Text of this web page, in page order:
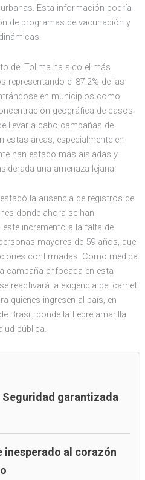
Esta información podría
de programas de vacunación y
del Tolima ha sido el más
representando el 87.2% de las
en municipios como
geográfica de casos
llevar a cabo campañas de
estas áreas, especialmente en
han estado más aisladas y
una amenaza lejana.
la ausencia de registros de
donde ahora se han
incremento a la falta de
mayores de 59 años, que
confirmadas. Como medida
campaña enfocada en esta
reactivará la exigencia del carnet
quienes ingresen al país, en
Brasil, donde la fiebre amarilla
pública.
garantizada
inesperado al corazón